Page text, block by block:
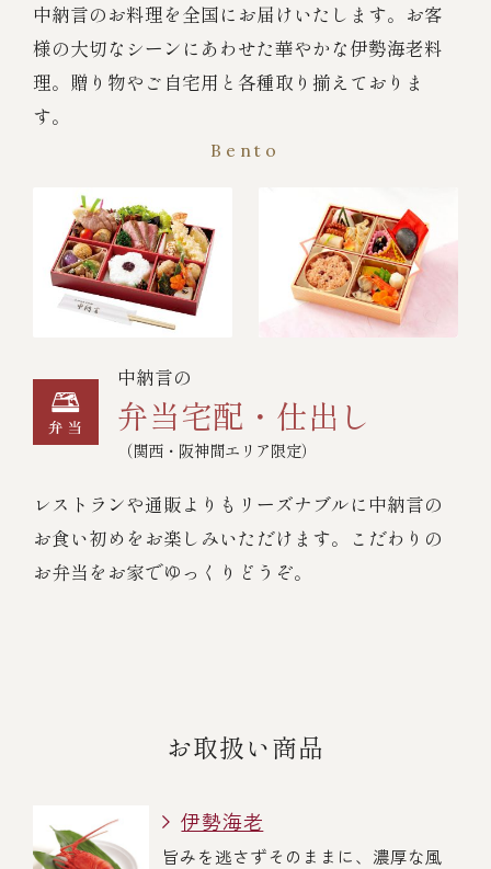
中納言のお料理を全国にお届けいたします。お客
様の大切なシーンにあわせた華やかな伊勢海老料
理。贈り物やご自宅用と各種取り揃えておりま
す。
Bento
中納言の
弁当宅配・仕出し
（関西・阪神間エリア限定）
レストランや通販よりもリーズナブルに中納言の
お食い初めをお楽しみいただけます。こだわりの
お弁当をお家でゆっくりどうぞ。
お取扱い商品
伊勢海老
旨みを逃さずそのままに、濃厚な風